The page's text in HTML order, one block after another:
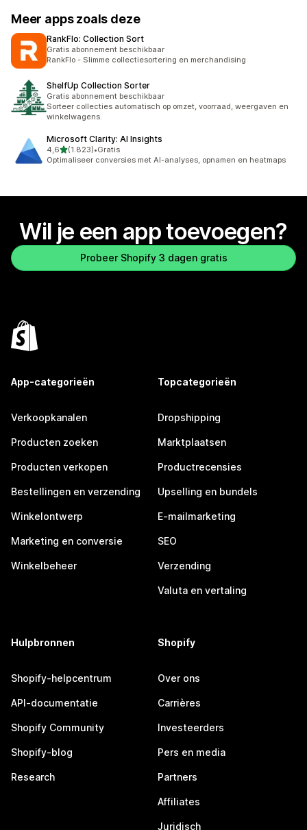
Meer apps zoals deze
RankFlo: Collection Sort
Gratis abonnement beschikbaar
RankFlo - Slimme collectiesortering en merchandising
ShelfUp Collection Sorter
Gratis abonnement beschikbaar
Sorteer collecties automatisch op omzet, voorraad, weergaven en
winkelwagens.
Microsoft Clarity: AI Insights
4,6van 5 sterren
(1.823)
1823 recensies in totaal
•Gratis
Optimaliseer conversies met AI-analyses, opnamen en heatmaps
Wil je een app toevoegen?
Probeer Shopify 3 dagen gratis
App-categorieën
Verkoopkanalen
Producten zoeken
Producten verkopen
Bestellingen en verzending
Winkelontwerp
Marketing en conversie
Winkelbeheer
Topcategorieën
Dropshipping
Marktplaatsen
Productrecensies
Upselling en bundels
E-mailmarketing
SEO
Verzending
Valuta en vertaling
Hulpbronnen
Shopify-helpcentrum
API-documentatie
Shopify Community
Shopify-blog
Research
Shopify
Over ons
Carrières
Investeerders
Pers en media
Partners
Affiliates
Juridisch